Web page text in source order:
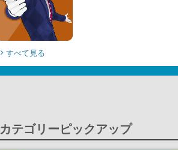
すべて見る
カテゴリーピックアップ